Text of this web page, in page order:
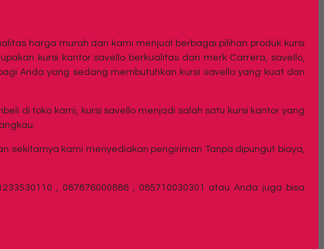
harga murah dan kami menjual berbagai pilihan produk kursi
kursi kantor savello berkualitas dari merk Carrera, savello,
Anda yang sedang membutuhkan kursi savello yang kuat dan
di toko kami, kursi savello menjadi salah satu kursi kantor yang
sekitarnya kami menyediakan pengiriman Tanpa dipungut biaya,
, 087876000886 , 085710030301 atau Anda juga bisa